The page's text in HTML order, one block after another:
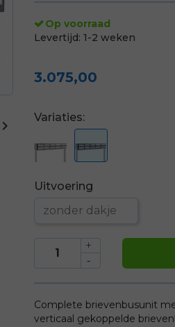
Op voorraad
Levertijd: 1-2 weken
3.075,00
Variaties:
Uitvoering
Complete brievenbusunit
verticaal gekoppelde